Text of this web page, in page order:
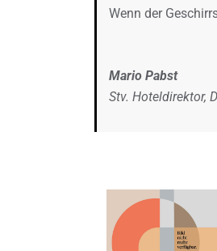
Wenn der
Mario Pabst
Stv. Hoteldirektor,